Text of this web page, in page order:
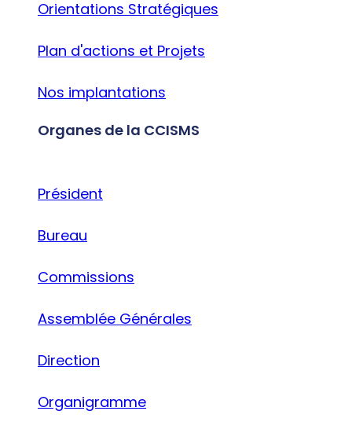
Orientations Stratégiques
Plan d'actions et Projets
Nos implantations
Organes de la CCISMS
Président
Bureau
Commissions
Assemblée Générales
Direction
Organigramme